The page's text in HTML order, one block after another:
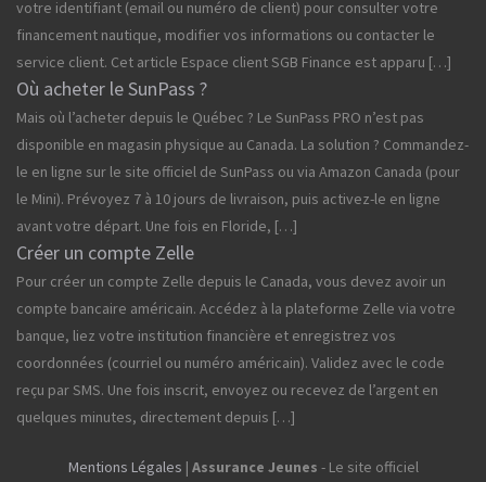
votre identifiant (email ou numéro de client) pour consulter votre
financement nautique, modifier vos informations ou contacter le
service client. Cet article Espace client SGB Finance est apparu […]
Où acheter le SunPass ?
Mais où l’acheter depuis le Québec ? Le SunPass PRO n’est pas
disponible en magasin physique au Canada. La solution ? Commandez-
le en ligne sur le site officiel de SunPass ou via Amazon Canada (pour
le Mini). Prévoyez 7 à 10 jours de livraison, puis activez-le en ligne
avant votre départ. Une fois en Floride, […]
Créer un compte Zelle
Pour créer un compte Zelle depuis le Canada, vous devez avoir un
compte bancaire américain. Accédez à la plateforme Zelle via votre
banque, liez votre institution financière et enregistrez vos
coordonnées (courriel ou numéro américain). Validez avec le code
reçu par SMS. Une fois inscrit, envoyez ou recevez de l’argent en
quelques minutes, directement depuis […]
Mentions Légales | Assurance Jeunes - Le site officiel